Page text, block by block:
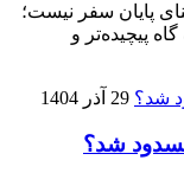
پایان سفر نیست؛
پیچیده‌تر و
29 آذر 1404
شد؟